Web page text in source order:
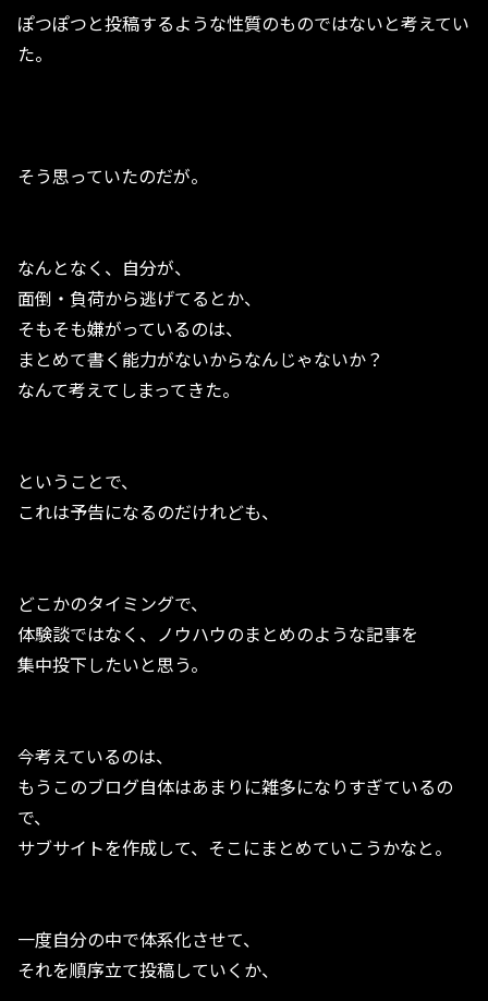
ぽつぽつと投稿するような性質のものではないと考えてい
た。
そう思っていたのだが。
なんとなく、自分が、
面倒・負荷から逃げてるとか、
そもそも嫌がっているのは、
まとめて書く能力がないからなんじゃないか？
なんて考えてしまってきた。
ということで、
これは予告になるのだけれども、
どこかのタイミングで、
体験談ではなく、ノウハウのまとめのような記事を
集中投下したいと思う。
今考えているのは、
もうこのブログ自体はあまりに雑多になりすぎているの
で、
サブサイトを作成して、そこにまとめていこうかなと。
一度自分の中で体系化させて、
それを順序立て投稿していくか、